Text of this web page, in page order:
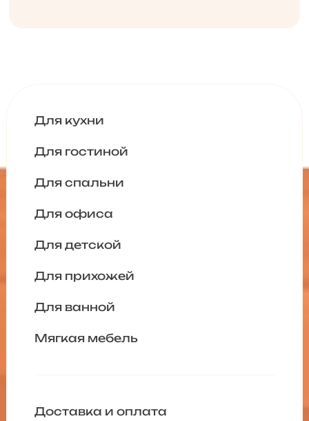
Для кухни
Для гостиной
Для спальни
Для офиса
Для детской
Для прихожей
Для ванной
Мягкая мебель
Доставка и оплата